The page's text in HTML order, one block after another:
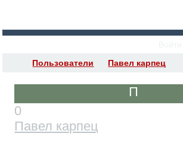
Пользователи
Павел карпец
0
Павел карпец